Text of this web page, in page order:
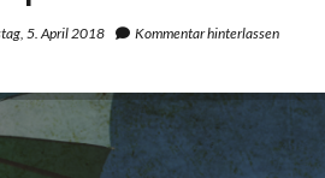
5. April 2018 Kommentar hinterlassen